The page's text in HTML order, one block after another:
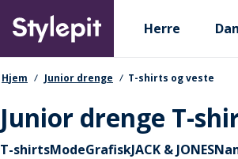
main
content
Primary departments
Herre
navigationssti
Hjem Junior drenge T-shirts og veste
Junior drenge T-
Hurtige links
T-shirtsModeGrafiskJACK & JONES